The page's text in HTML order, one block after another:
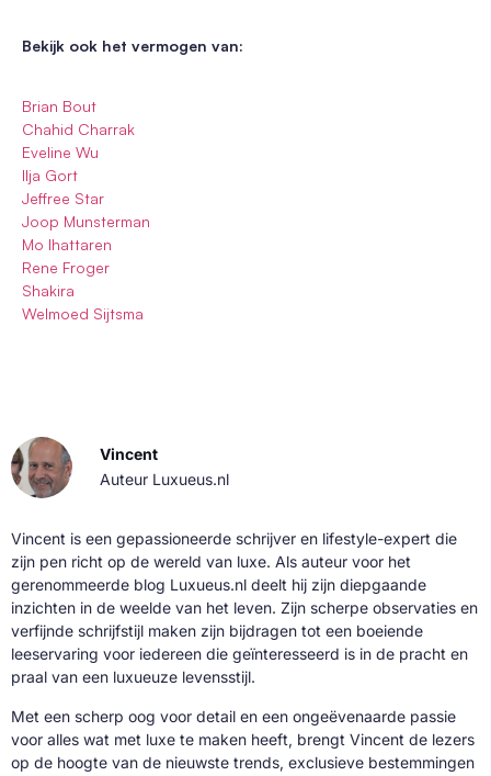
Bekijk ook het vermogen van:
Brian Bout
Chahid Charrak
Eveline Wu
Ilja Gort
Jeffree Star
Joop Munsterman
Mo Ihattaren
Rene Froger
Shakira
Welmoed Sijtsma
Vincent
Auteur Luxueus.nl
Vincent is een gepassioneerde schrijver en lifestyle-expert die
zijn pen richt op de wereld van luxe. Als auteur voor het
gerenommeerde blog Luxueus.nl deelt hij zijn diepgaande
inzichten in de weelde van het leven. Zijn scherpe observaties en
verfijnde schrijfstijl maken zijn bijdragen tot een boeiende
leeservaring voor iedereen die geïnteresseerd is in de pracht en
praal van een luxueuze levensstijl.
Met een scherp oog voor detail en een ongeëvenaarde passie
voor alles wat met luxe te maken heeft, brengt Vincent de lezers
op de hoogte van de nieuwste trends, exclusieve bestemmingen